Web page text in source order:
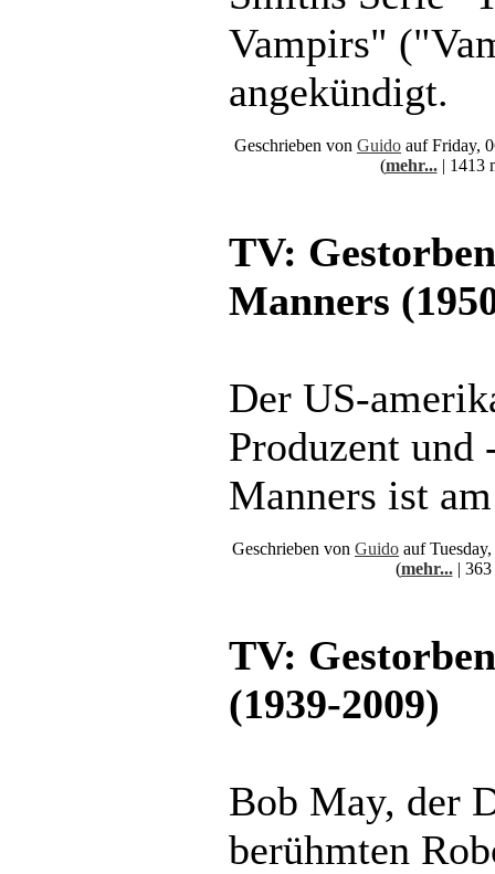
Vampirs"
angekündigt.
Geschrieben von Guido auf Friday,
(mehr...| 1413
TV:
Manners
Der US-
Produzent und
Manners ist
Geschrieben von Guido auf
(mehr...| 363
TV:
(1939-2009)
Bob May, der
berühmten